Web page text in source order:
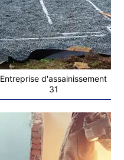
Entreprise d'assainissement
31